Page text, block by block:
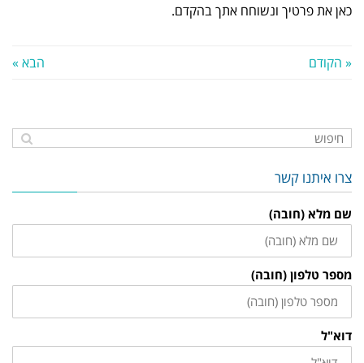
כאן את פרטיך ונשוחח אתך בהקדם.
« הקודם הבא »
צרו איתנו קשר
שם מלא (חובה)
מספר טלפון (חובה)
דוא"ל